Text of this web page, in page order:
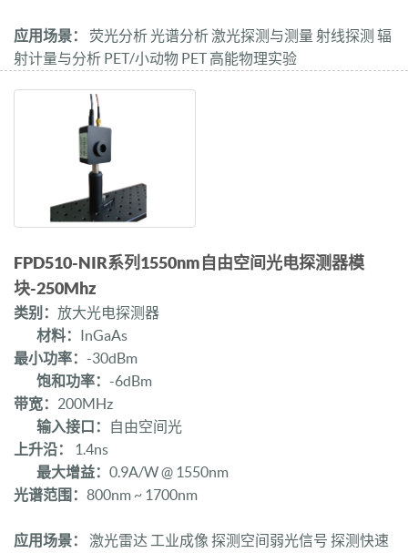
应用场景：
荧光分析 光谱分析 激光探测与测量 射线探测 辐
射计量与分析 PET/小动物 PET 高能物理实验
FPD510-NIR系列1550nm自由空间光电探测器模
块-250Mhz
类别： 放大光电探测器
材料： InGaAs
最小功率： -30dBm
饱和功率： -6dBm
带宽： 200MHz
输入接口：
自由空间光
上升沿：
1.4ns
最大增益： 0.9A/W @ 1550nm
光谱范围： 800nm ~ 1700nm
应用场景：
激光雷达 工业成像 探测空间弱光信号 探测快速